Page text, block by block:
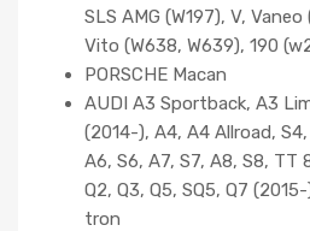
SLS AMG (W197), V,
Vito (W638, W639), 190
PORSCHE Macan
AUDI A3 Sportback, A3
(2014-), A4, A4 Allroad,
A6, S6, A7, S7, A8, S8,
Q2, Q3, Q5, SQ5, Q7
tron